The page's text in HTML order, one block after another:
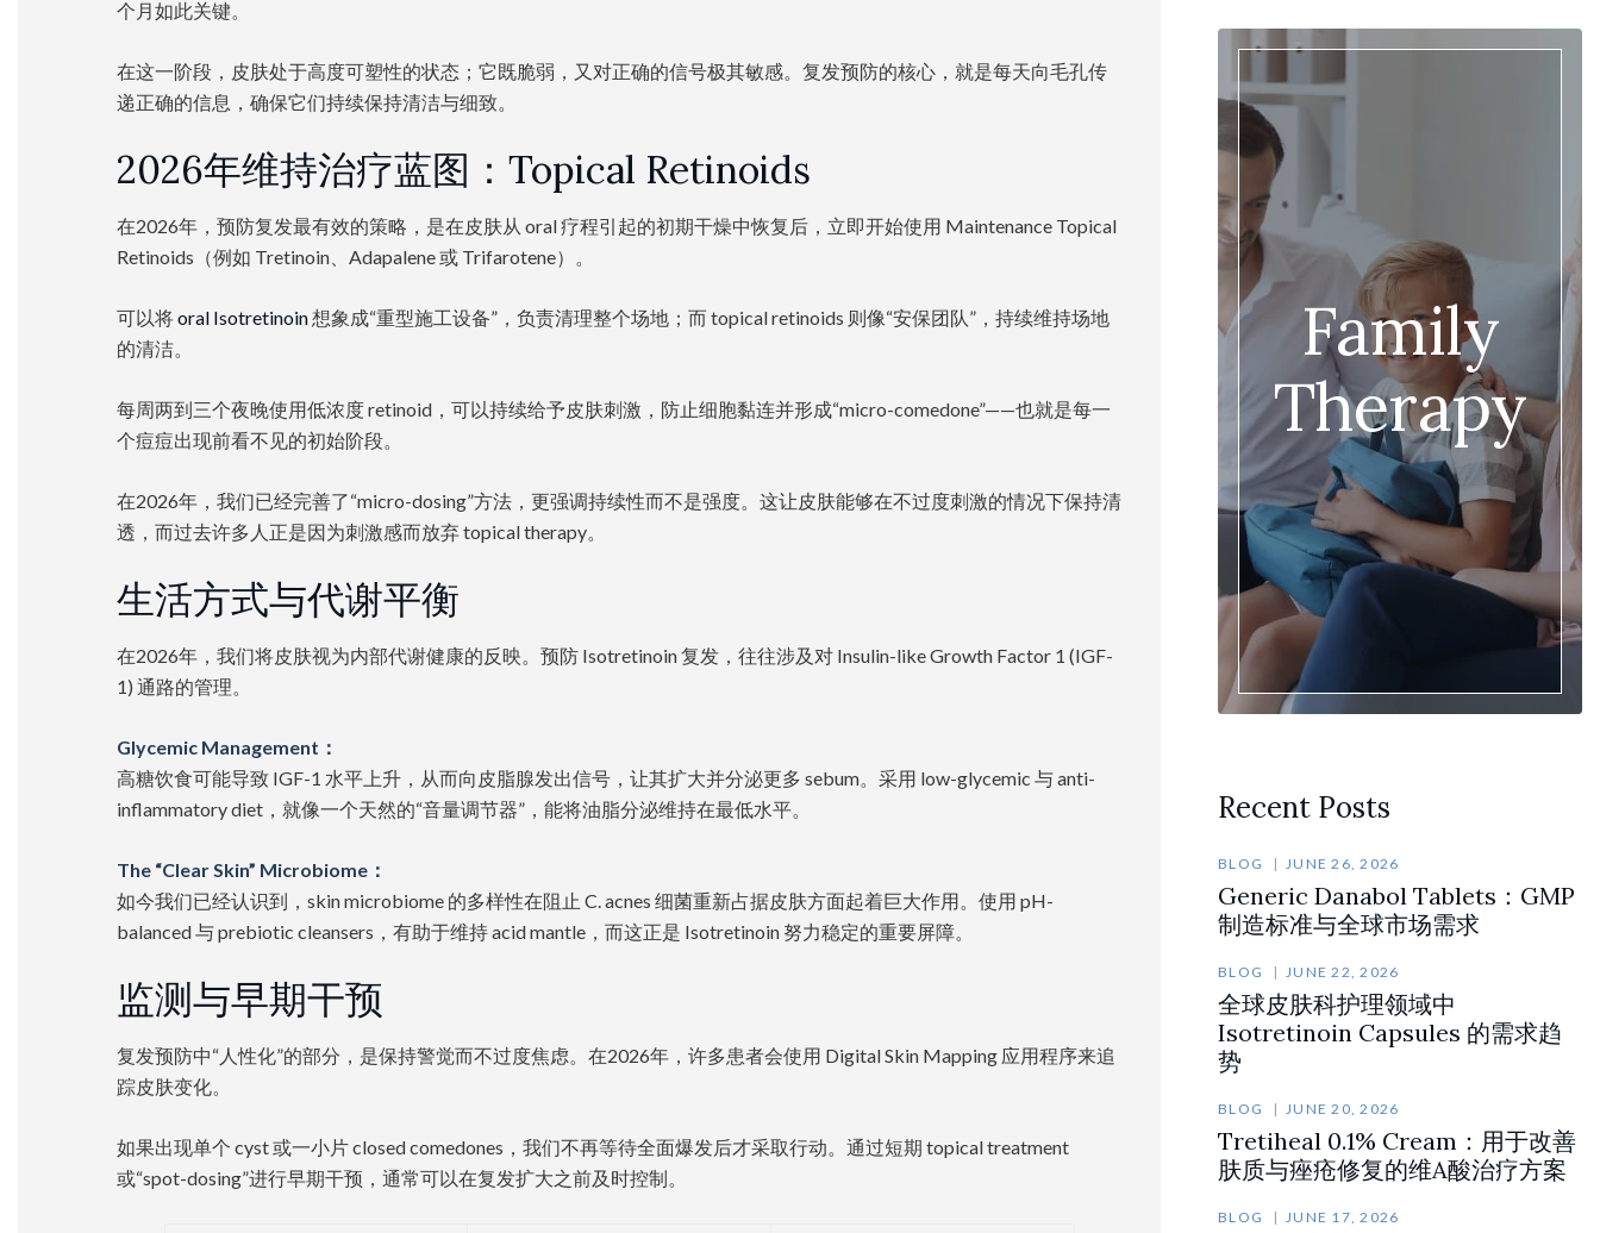
个月如此关键。
在这一阶段，皮肤处于高度可塑性的状态；它既脆弱，又对正确的信号极其敏感。复发预防的核心，就是每天向毛孔传
递正确的信息，确保它们持续保持清洁与细致。
2026年维持治疗蓝图：Topical Retinoids
在2026年，预防复发最有效的策略，是在皮肤从 oral 疗程引起的初期干燥中恢复后，立即开始使用 Maintenance Topical
Retinoids（例如 Tretinoin、Adapalene 或 Trifarotene）。
可以将oral Isotretinoin想象成“重型施工设备”，负责清理整个场地；而 topical retinoids 则像“安保团队”，持续维持场地
的清洁。
每周两到三个夜晚使用低浓度 retinoid，可以持续给予皮肤刺激，防止细胞黏连并形成“micro-comedone”——也就是每一
个痘痘出现前看不见的初始阶段。
在2026年，我们已经完善了“micro-dosing”方法，更强调持续性而不是强度。这让皮肤能够在不过度刺激的情况下保持清
透，而过去许多人正是因为刺激感而放弃 topical therapy。
生活方式与代谢平衡
在2026年，我们将皮肤视为内部代谢健康的反映。预防 Isotretinoin 复发，往往涉及对 Insulin-like Growth Factor 1 (IGF-
1) 通路的管理。
Glycemic Management：
高糖饮食可能导致 IGF-1 水平上升，从而向皮脂腺发出信号，让其扩大并分泌更多 sebum。采用 low-glycemic 与 anti-
inflammatory diet，就像一个天然的“音量调节器”，能将油脂分泌维持在最低水平。
The “Clear Skin” Microbiome：
如今我们已经认识到，skin microbiome 的多样性在阻止 C. acnes 细菌重新占据皮肤方面起着巨大作用。使用 pH-
balanced 与 prebiotic cleansers，有助于维持 acid mantle，而这正是 Isotretinoin 努力稳定的重要屏障。
监测与早期干预
复发预防中“人性化”的部分，是保持警觉而不过度焦虑。在2026年，许多患者会使用 Digital Skin Mapping 应用程序来追
踪皮肤变化。
如果出现单个 cyst 或一小片 closed comedones，我们不再等待全面爆发后才采取行动。通过短期 topical treatment
或“spot-dosing”进行早期干预，通常可以在复发扩大之前及时控制。
Family
Therapy
Recent Posts
BLOG JUNE 26, 2026
Generic Danabol Tablets：GMP
制造标准与全球市场需求
BLOG JUNE 22, 2026
全球皮肤科护理领域中
Isotretinoin Capsules 的需求趋
势
BLOG JUNE 20, 2026
Tretiheal 0.1% Cream：用于改善
肤质与痤疮修复的维A酸治疗方案
BLOG JUNE 17, 2026